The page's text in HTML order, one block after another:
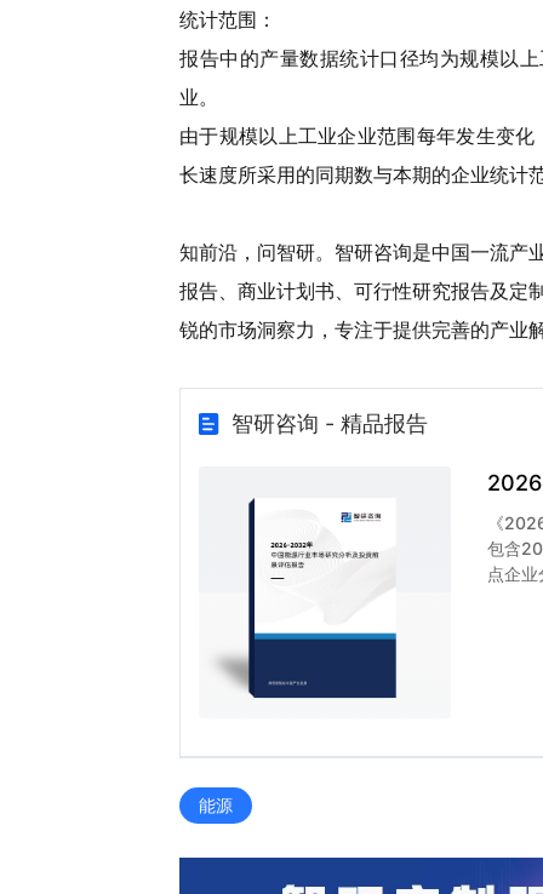
统计范围：
报告中的产量数据统计口径均为规模以
业。
由于规模以上工业企业范围每年发生变
长速度所采用的同期数与本期的企业统计
知前沿，问智研。智研咨询是中国一流产
报告、商业计划书、可行性研究报告及定
锐的市场洞察力，专注于提供完善的产业
智研咨询 - 精品报告
《
包含
点企
能源